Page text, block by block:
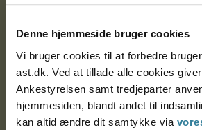
Denne hjemmeside bruger cookies
Vi bruger cookies til at forbedre
ast.dk. Ved at tillade alle cookies
Ankestyrelsen samt tredjeparter
hjemmesiden, blandt andet til
kan altid ændre dit samtykke via
Ankestyrelsen
Postadresse:
Nytorv 7, 2. sal
9000 Aalborg